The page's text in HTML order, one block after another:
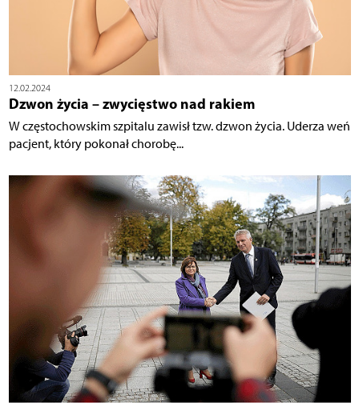
12.02.2024
Dzwon życia – zwycięstwo nad rakiem
W częstochowskim szpitalu zawisł tzw. dzwon życia. Uderza weń
pacjent, który pokonał chorobę...